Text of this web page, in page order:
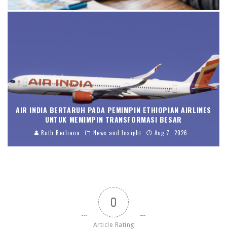
AIR INDIA BERTARUH PADA PEMIMPIN ETHIOPIAN AIRLINES
UNTUK MEMIMPIN TRANSFORMASI BESAR
Ruth Berliana News and Insight Aug 7, 2026
0
Article Rating